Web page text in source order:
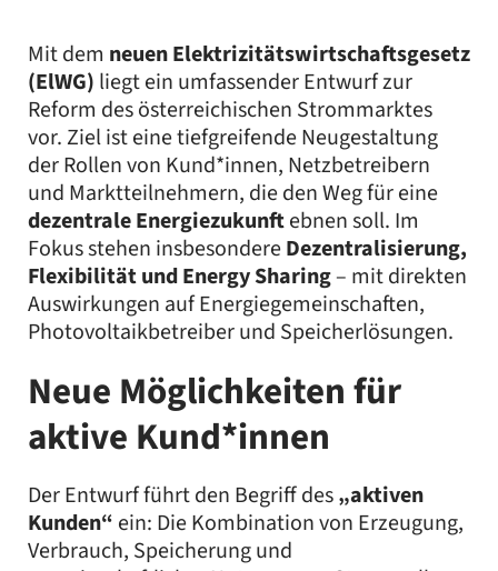
Mit dem neuen Elektrizitätswirtschaftsgesetz
(ElWG) liegt ein umfassender Entwurf zur
Reform des österreichischen Strommarktes
vor. Ziel ist eine tiefgreifende Neugestaltung
der Rollen von Kund*innen, Netzbetreibern
und Marktteilnehmern, die den Weg für eine
dezentrale Energiezukunftebnen soll. Im
Fokus stehen insbesondereDezentralisierung,
Flexibilität und Energy Sharing– mit direkten
Auswirkungen auf Energiegemeinschaften,
Photovoltaikbetreiber und Speicherlösungen.
Neue Möglichkeiten für
aktive Kund*innen
Der Entwurf führt den Begriff des„aktiven
Kunden“ ein: Die Kombination von Erzeugung,
Verbrauch, Speicherung und